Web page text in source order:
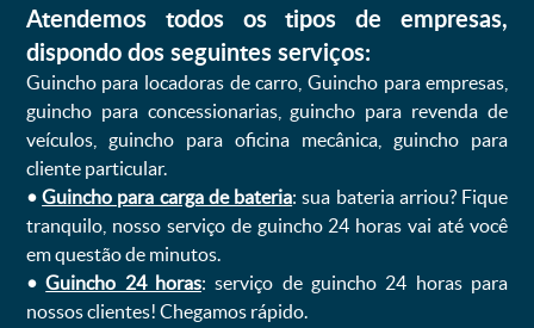
Atendemos todos os tipos de empresas,
dispondo dos seguintes serviços:
Guincho para locadoras de carro, Guincho para empresas,
guincho para concessionarias, guincho para revenda de
veículos, guincho para oficina mecânica, guincho para
cliente particular.
•Guincho para carga de bateria: sua bateria arriou? Fique
tranquilo, nosso serviço de guincho 24 horas vai até você
em questão de minutos.
•Guincho 24 horas: serviço de guincho 24 horas para
nossos clientes! Chegamos rápido.